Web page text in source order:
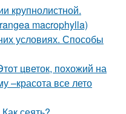
крупнолистной.
macrophylla)
условиях. Способы
цветок, похожий на
–красота все лето